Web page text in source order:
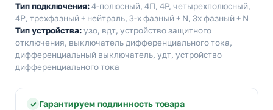
Тип подключения:4-полюсный, 4П, 4P, четырехполюсный,
4Р, трехфазный + нейтраль, 3-х фазный + N, 3х фазный + N
Тип устройства:узо, вдт, устройство защитного
отключения, выключатель дифференциального тока,
дифференциальный выключатель, удт, устройство
дифференциального тока
Гарантируем подлинность товара